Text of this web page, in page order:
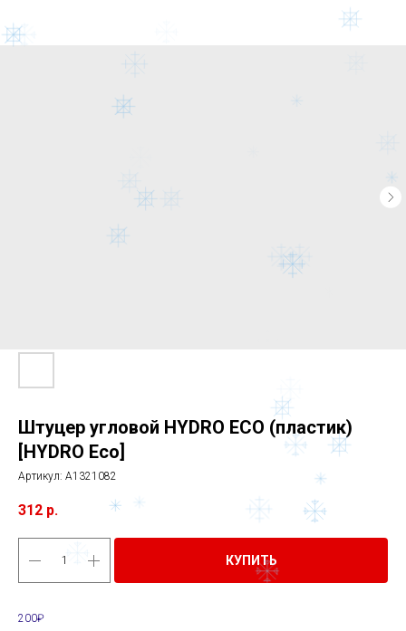
Штуцер угловой HYDRO ECO (пластик)
[HYDRO Eco]
Артикул: A1321082
312 р.
КУПИТЬ
200₽